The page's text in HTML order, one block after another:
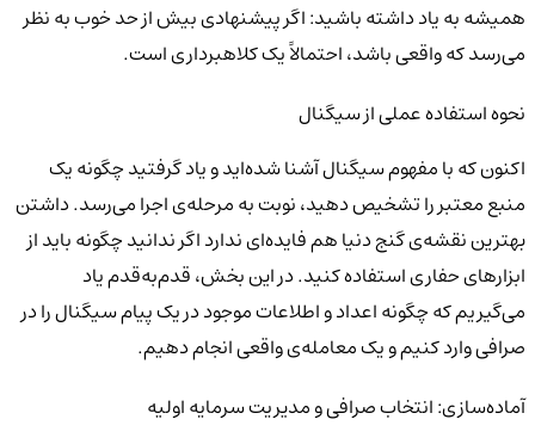
همیشه به یاد داشته باشید: اگر پیشنهادی بیش از حد خوب به نظر
می‌رسد که واقعی باشد، احتمالاً یک کلاهبرداری است.
نحوه استفاده عملی از سیگنال
اکنون که با مفهوم سیگنال آشنا شده‌اید و یاد گرفتید چگونه یک
منبع معتبر را تشخیص دهید، نوبت به مرحله‌ی اجرا می‌رسد. داشتن
بهترین نقشه‌ی گنج دنیا هم فایده‌ای ندارد اگر ندانید چگونه باید از
ابزارهای حفاری استفاده کنید. در این بخش، قدم‌به‌قدم یاد
می‌گیریم که چگونه اعداد و اطلاعات موجود در یک پیام سیگنال را در
صرافی وارد کنیم و یک معامله‌ی واقعی انجام دهیم.
آماده‌سازی: انتخاب صرافی و مدیریت سرمایه اولیه